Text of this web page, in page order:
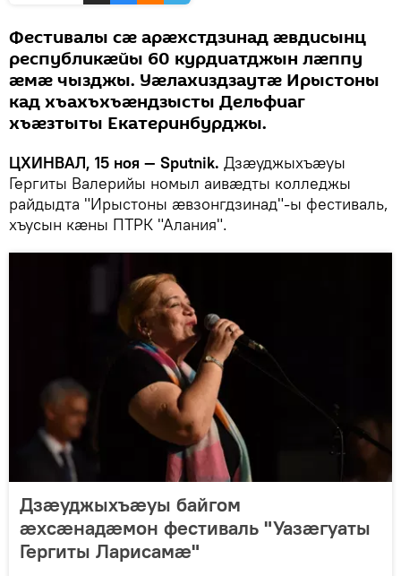
Фестивалы сæ арæхстдзинад æвдисынц
республикæйы 60 курдиатджын лæппу
æмæ чызджы. Уæлахиздзаутæ Ирыстоны
кад хъахъхъæндзысты Дельфиаг
хъæзтыты Екатеринбурджы.
ЦХИНВАЛ, 15 ноя — Sputnik. Дзæуджыхъæуы
Гергиты Валерийы номыл аивæдты колледжы
райдыдта "Ирыстоны æвзонгдзинад"-ы фестиваль,
хъусын кæны ПТРК "Алания".
Дзæуджыхъæуы байгом
æхсæнадæмон фестиваль "Уазæгуаты
Гергиты Ларисамæ"